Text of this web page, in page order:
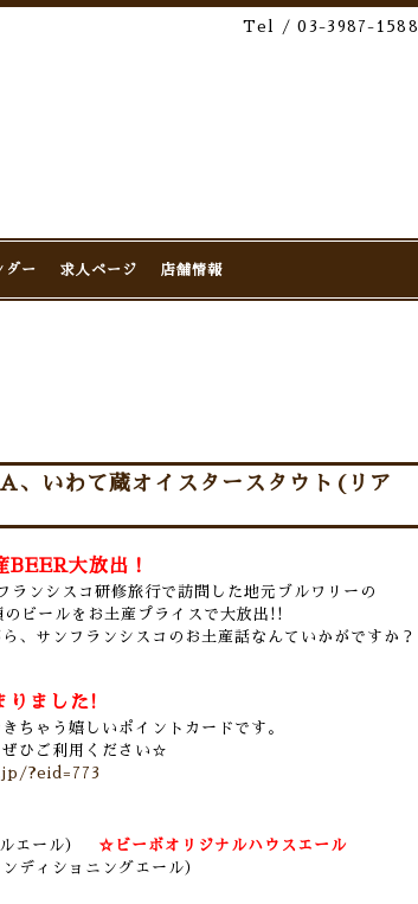
Tel / 03-3987-1588
ダー 求人ページ 店舗情報
いわて蔵オイスタースタウト(リア
大放出！
ランシスコ研修旅行で訪問した地元ブルワリーの
ビールをお土産プライスで大放出!!
、サンフランシスコのお土産話なんていかがですか？
りました!
ちゃう嬉しいポイントカードです。
ひご利用ください☆
?eid=773
エール）
☆ビーボオリジナルハウスエール
ディショニングエール）